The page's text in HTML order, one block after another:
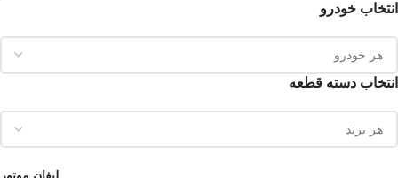
انتخاب خودرو
انتخاب دسته قطعه